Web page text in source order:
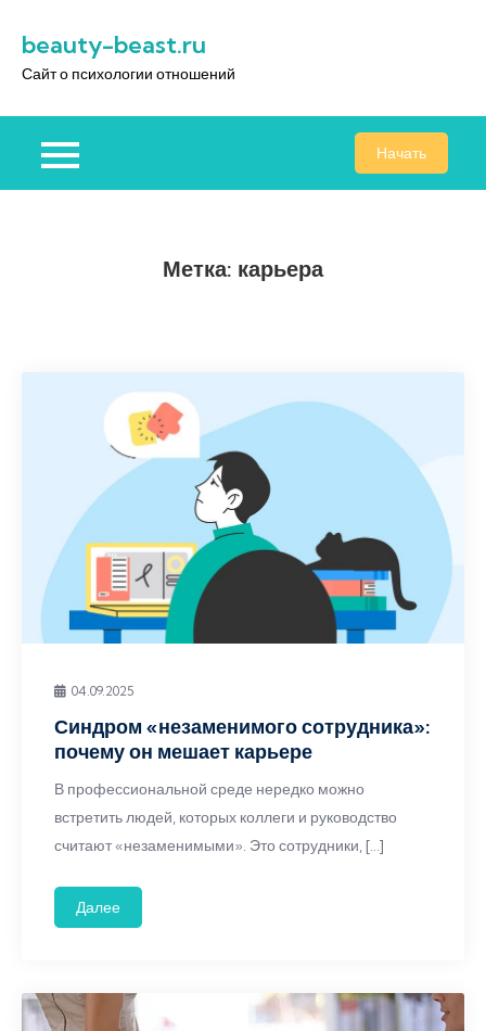
содержимому
beauty-beast.ru
Сайт о психологии отношений
Начать
Метка: карьера
04.09.2025
Синдром «незаменимого сотрудника»:
почему он мешает карьере
В профессиональной среде нередко можно
встретить людей, которых коллеги и руководство
считают «незаменимыми». Это сотрудники, […]
Далее